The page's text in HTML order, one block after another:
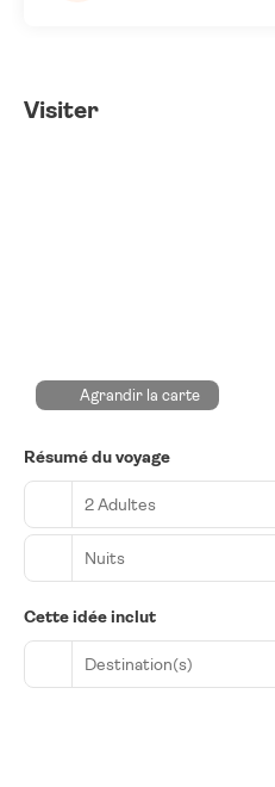
Visiter
Agrandir la carte
Résumé du voyage
2 Adultes
Nuits
Cette idée inclut
Destination(s)